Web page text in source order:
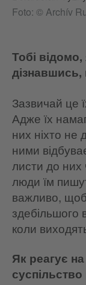
Foto: © Archív
Тобі
дізнавшись,
Зазвичай це
Адже їх
них ніхто не
ними
листи до них
люди їм
важливо,
здебільшого
коли
Як реагує